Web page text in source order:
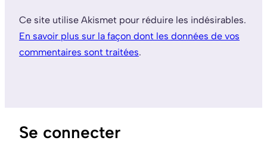
Ce site utilise Akismet pour réduire les indésirables.
En savoir plus sur la façon dont les données de vos
commentaires sont traitées.
Se connecter